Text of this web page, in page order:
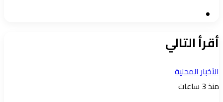
أقرأ التالي
الأخبار المحلية
منذ 3 ساعات